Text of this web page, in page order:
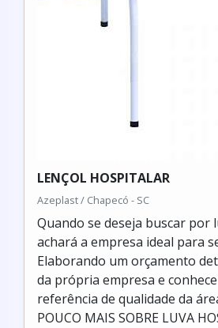
LENÇOL HOSPITALAR
Azeplast / Chapecó - SC
Quando se deseja buscar por
achará a empresa ideal para
Elaborando um orçamento
da própria empresa e
referência de qualidade da
POUCO MAIS SOBRE LUVA